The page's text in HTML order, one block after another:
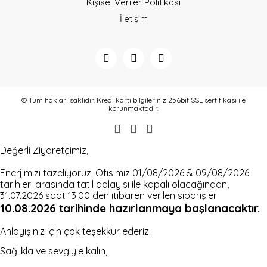
İletişim
© Tüm hakları saklıdır. Kredi kartı bilgileriniz 256bit SSL sertifikası ile
korunmaktadır.
Değerli Ziyaretçimiz,
Enerjimizi tazeliyoruz. Ofisimiz 01/08/2026 & 09/08/2026
tarihleri arasında tatil dolayısı ile kapalı olacağından,
31.07.2026 saat 13:00 den itibaren verilen siparişler
10.08.2026 tarihinde hazırlanmaya başlanacaktır.
Anlayışınız için çok teşekkür ederiz.
Sağlıkla ve sevgiyle kalın,